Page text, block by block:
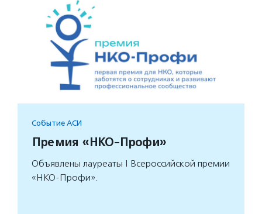
Событие АСИ
Премия «НКО-Профи»
Объявлены лауреаты I Всероссийской премии
«НКО-Профи».